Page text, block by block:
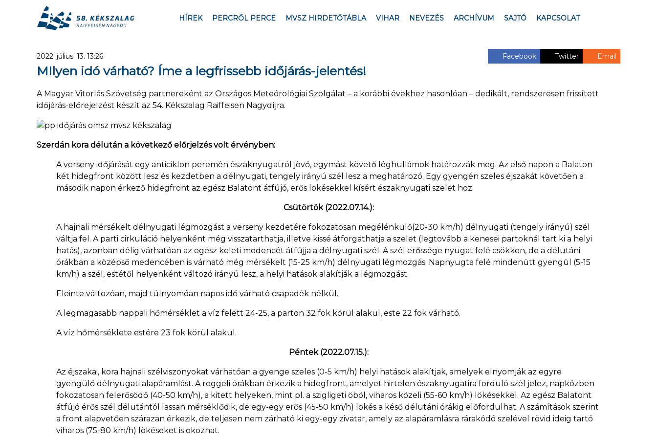
HÍREK PERCRŐL PERCE MVSZ HIRDETŐTÁBLA VIHAR NEVEZÉS ARCHÍVUM SAJTÓ KAPCSOLAT
2022. július. 13. 13:26 Facebook Twitter Email
MIlyen idó várható? Íme a legfrissebb időjárás-jelentés!
A Magyar Vitorlás Szövetség partnereként az Országos Meteórológiai Szolgálat – a korábbi évekhez hasonlóan – dedikált, rendszeresen frissített
időjárás-előrejelzést készít az 54. Kékszalag Raiffeisen Nagydíjra.
Szerdán kora délután a következő előrjelzés volt érvényben:
A verseny időjárását egy anticiklon peremén északnyugatról jövő, egymást követő léghullámok határozzák meg. Az első napon a Balaton
két hidegfront között lesz és kezdetben a délnyugati, tengely irányú szél lesz a meghatározó. Egy gyengén szeles éjszakát követően a
második napon érkező hidegfront az egész Balatont átfújó, erős lökésekkel kísért északnyugati szelet hoz.
Csütörtök (2022.07.14.):
A hajnali mérsékelt délnyugati légmozgást a verseny kezdetére fokozatosan megélénkülő(20-30 km/h) délnyugati (tengely irányú) szél
váltja fel. A parti cirkuláció helyenként még visszatarthatja, illetve kissé átforgathatja a szelet (legtovább a kenesei partoknál tart ki a helyi
hatás), azonban délig várhatóan az egész keleti medencét átfújja a délnyugati szél. A szél erőssége nyugat felé csökken, de a délutáni
órákban a középső medencében is várható még mérsékelt (15-25 km/h) délnyugati légmozgás. Napnyugta felé mindenütt gyengül (5-15
km/h) a szél, estétől helyenként változó irányú lesz, a helyi hatások alakítják a légmozgást.
Eleinte változóan, majd túlnyomóan napos idő várható csapadék nélkül.
A legmagasabb nappali hőmérséklet a víz felett 24-25, a parton 32 fok körül alakul, este 22 fok várható.
A víz hőmérséklete estére 23 fok körül alakul.
Péntek (2022.07.15.):
Az éjszakai, kora hajnali szélviszonyokat várhatóan a gyenge szeles (0-5 km/h) helyi hatások alakítjak, amelyek elnyomják az egyre
gyengülő délnyugati alapáramlást. A reggeli órákban érkezik a hidegfront, amelyet hirtelen északnyugatira forduló szél jelez, napközben
fokozatosan felerősödő (40-50 km/h), a kitett helyeken, mint pl. a szigligeti öböl, viharos közeli (55-60 km/h) lökésekkel. Az egész Balatont
átfújó érős szél délutántól lassan mérséklődik, de egy-egy erős (45-50 km/h) lökés a késő délutáni órákig előfordulhat. A számítások szerint
a front alapvetően szárazan érkezik, de teljesen nem zárható ki egy-egy zivatar, amely az alapáramlásra rárakódó szelével rövid ideig tartó
viharos (75-80 km/h) lökéseket is okozhat.